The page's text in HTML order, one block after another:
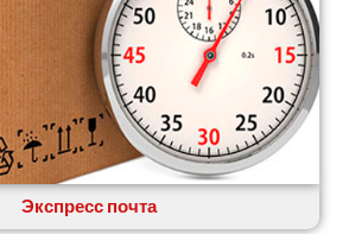
Экспресс почта